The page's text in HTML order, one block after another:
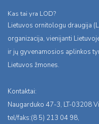
Kas tai yra LOD?
Lietuvos ornitologu draugija
organizacija, vienijanti
ir jų gyvenamosios aplinkos
Lietuvos žmones.
Kontaktai:
Naugarduko 47-3, LT-03208
tel/faks:(8 5) 213 04 98,